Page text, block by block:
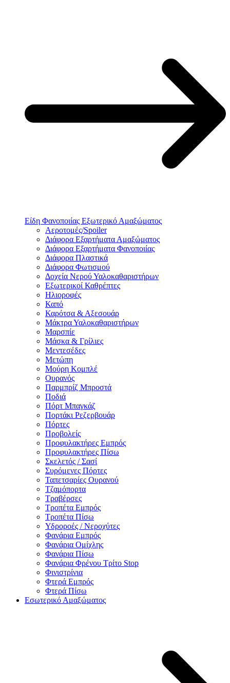
Είδη Φανοποιίας Εξωτερικό Αμαξώματος
Αεροτομές/Spoiler
Διάφορα Εξαρτήματα Αμαξώματος
Διάφορα Εξαρτήματα Φανοποιίας
Διάφορα Πλαστικά
Διάφορα Φωτισμού
Δοχεία Νερού Υαλοκαθαριστήρων
Εξωτερικοί Καθρέπτες
Ηλιοροφές
Καπό
Καρότσα & Αξεσουάρ
Μάκτρα Υαλοκαθαριστήρων
Μαρσπίε
Μάσκα & Γρίλιες
Μεντεσέδες
Μετώπη
Μούρη Κομπλέ
Ουρανός
Παρμπρίζ Μπροστά
Ποδιά
Πόρτ Μπαγκάζ
Πορτάκι Ρεζερβουάρ
Πόρτες
Προβολείς
Προφυλακτήρες Εμπρός
Προφυλακτήρες Πίσω
Σκελετός / Σασί
Συρόμενες Πόρτες
Ταπετσαρίες Ουρανού
Τζαμόπορτα
Τραβέρσες
Τροπέτα Εμπρός
Τροπέτα Πίσω
Υδροροές / Νεροχύτες
Φανάρια Εμπρός
Φανάρια Ομίχλης
Φανάρια Πίσω
Φανάρια Φρένου Τρίτο Stop
Φινιστρίνια
Φτερά Εμπρός
Φτερά Πίσω
Εσωτερικό Αμαξώματος